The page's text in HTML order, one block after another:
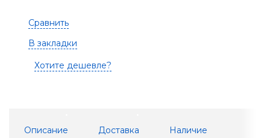
Сравнить
В закладки
Хотите дешевле?
Описание Доставка Наличие